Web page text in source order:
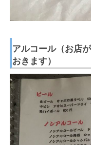
アルコール（お店
おきます）